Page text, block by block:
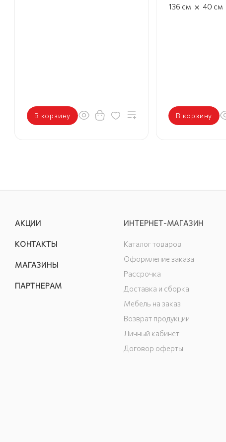
В корзину
136 см × 40 см
В корзину
АКЦИИ
КОНТАКТЫ
МАГАЗИНЫ
ПАРТНЕРАМ
ИНТЕРНЕТ-МАГАЗИН
Каталог товаров
Оформление заказа
Рассрочка
Доставка и сборка
Мебель на заказ
Возврат продукции
Личный кабинет
Договор оферты